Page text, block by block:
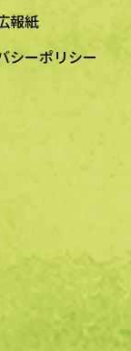
報紙
シーポリシー